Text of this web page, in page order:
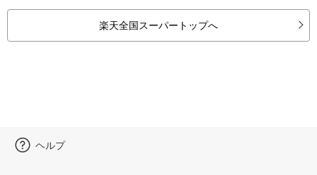
楽天全国スーパートップへ
ヘルプ